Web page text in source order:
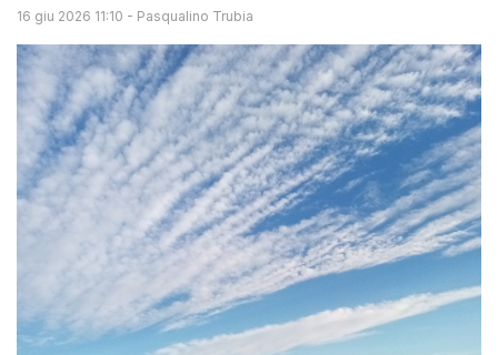
16 giu 2026 11:10 - Pasqualino Trubia